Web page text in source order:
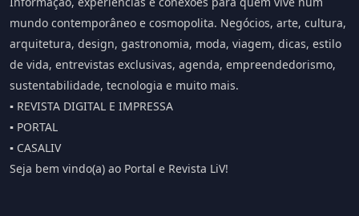
mundo contemporâneo e cosmopolita. Negócios, arte, cultura,
arquitetura, design, gastronomia, moda, viagem, dicas, estilo
de vida, entrevistas exclusivas, agenda, empreendedorismo,
sustentabilidade, tecnologia e muito mais.
▪️ REVISTA DIGITAL E IMPRESSA
▪️ PORTAL
▪️ CASALIV
Seja bem vindo(a) ao Portal e Revista LiV!